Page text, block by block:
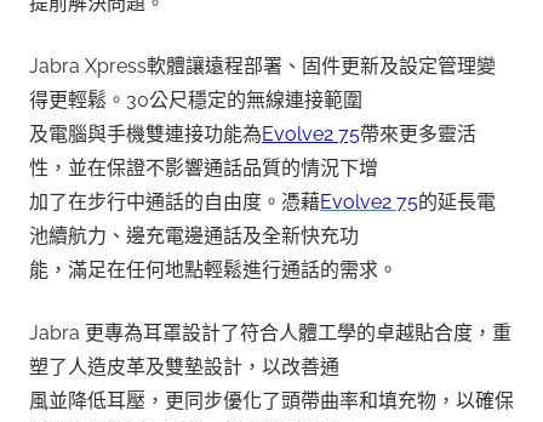
Jabra Xpress軟體讓遠程部署、固件更新及設定管理變
得更輕鬆。30公尺穩定的無線連接範圍
及電腦與手機雙連接功能為Evolve2 75帶來更多靈活
性，並在保證不影響通話品質的情況下增
加了在步行中通話的自由度。憑藉Evolve2 75的延長電
池續航力、邊充電邊通話及全新快充功
能，滿足在任何地點輕鬆進行通話的需求。
Jabra 更專為耳罩設計了符合人體工學的卓越貼合度，重
塑了人造皮革及雙墊設計，以改善通
風並降低耳壓，更同步優化了頭帶曲率和填充物，以確保